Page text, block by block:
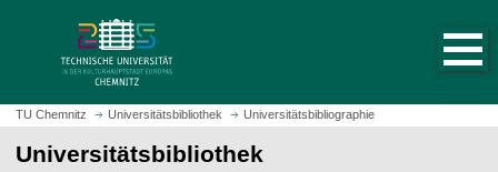
t
e
TU Chemnitz Universitätsbibliothek Universitätsbibliographie
Universitätsbibliothek